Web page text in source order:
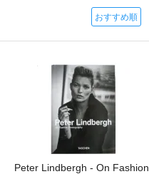
おすすめ順
Peter Lindbergh - On Fashion